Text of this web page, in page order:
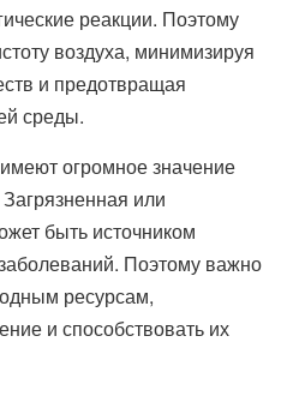
реакции. Поэтому
воздуха, минимизируя
и предотвращая
среды.
огромное значение
или
быть источником
Поэтому важно
ресурсам,
и способствовать их